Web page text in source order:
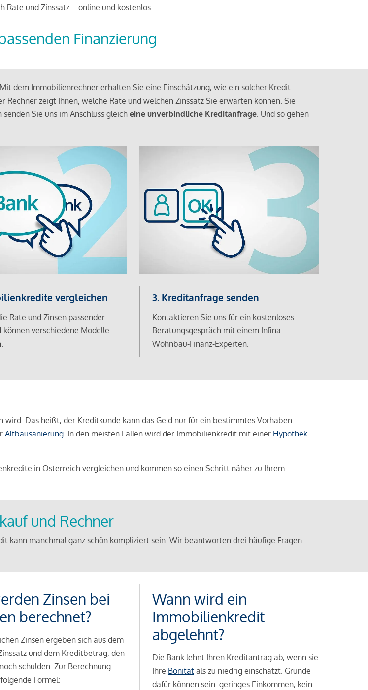
Rate und Zinssatz – online und kostenlos.
Finanzierung
dem Immobilienrechner erhalten Sie eine Einschätzung, wie ein solcher Kredit
zeigt Ihnen, welche Rate und welchen Zinssatz Sie erwarten können. Sie
Sie uns im Anschluss gleich eine unverbindliche Kreditanfrage. Und so gehen
vergleichen
Rate und Zinsen passender
können verschiedene Modelle
3. Kreditanfrage senden
Kontaktieren Sie uns für ein kostenloses
Beratungsgespräch mit einem Infina
Wohnbau-Finanz-Experten.
Das heißt, der Kreditkunde kann das Geld nur für ein bestimmtes Vorhaben
Altbausanierung. In den meisten Fällen wird der Immobilienkredit mit einer Hypothek
in Österreich vergleichen und kommen so einen Schritt näher zu Ihrem
und Rechner
kann manchmal ganz schön kompliziert sein. Wir beantworten drei häufige Fragen
Zinsen bei
berechnet?
Zinsen ergeben sich aus dem
und dem Kreditbetrag, den
schulden. Zur Berechnung
Formel:
Wann wird ein
Immobilienkredit
abgelehnt?
Die Bank lehnt Ihren Kreditantrag ab, wenn sie
Ihre Bonitätals zu niedrig einschätzt. Gründe
dafür können sein: geringes Einkommen, kein